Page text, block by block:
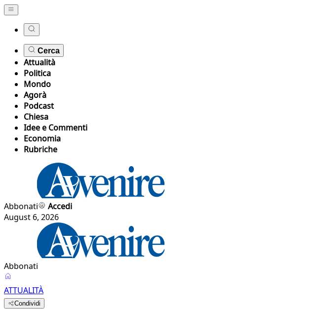
Cerca
Attualità
Politica
Mondo
Agorà
Podcast
Chiesa
Idee e Commenti
Economia
Rubriche
Abbonati
Accedi
August 6, 2026
Abbonati
ATTUALITÀ
Condividi